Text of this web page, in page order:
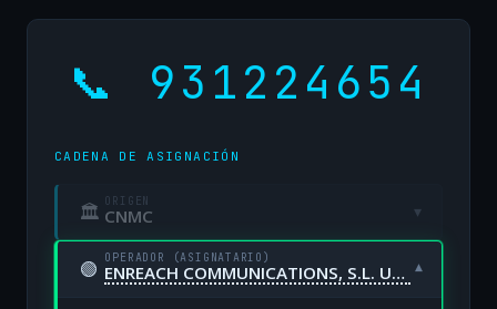
📞 931224654
CADENA DE ASIGNACIÓN
🏛 ORIGEN
CNMC ▾
🟢 OPERADOR (ASIGNATARIO)
ENREACH COMMUNICATIONS, S.L. UNIPERSONAL ▾